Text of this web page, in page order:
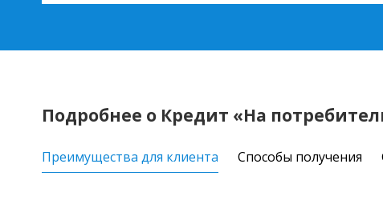
Подробнее о Кредит «На
Преимущества для клиента Способы получения